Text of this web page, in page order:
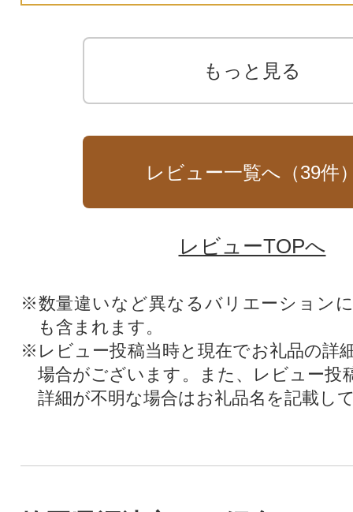
もっと見る
レビュー一覧へ（39件
レビューTOPへ
※数量違いなど異なるバリエーション
も含まれます。
※レビュー投稿当時と現在でお礼品の詳
場合がございます。また、レビュー投
詳細が不明な場合はお礼品名を記載し